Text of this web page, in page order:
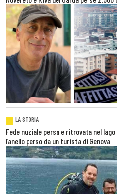
LA STORIA
Fede nuziale persa e ritrovata nel
l’anello perso da un turista di Genova